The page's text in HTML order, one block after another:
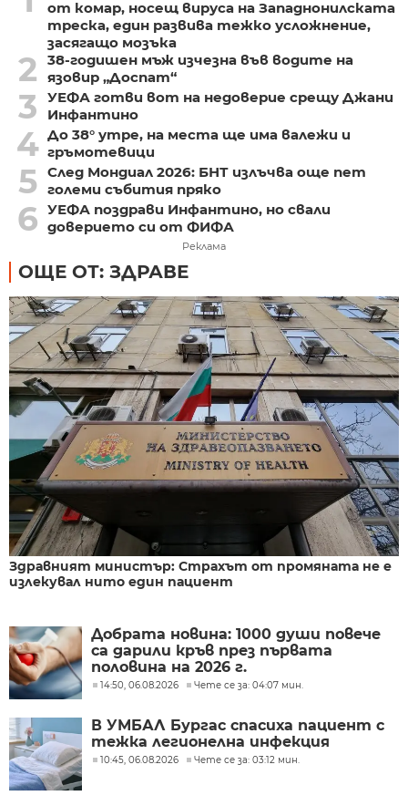
от комар, носещ вируса на Западнонилската
треска, един развива тежко усложнение,
засягащо мозъка
2
38-годишен мъж изчезна във водите на
язовир „Доспат“
3
УЕФА готви вот на недоверие срещу Джани
Инфантино
4 До 38° утре, на места ще има валежи и
гръмотевици
5 След Мондиал 2026: БНТ излъчва още пет
големи събития пряко
6 УЕФА поздрави Инфантино, но свали
доверието си от ФИФА
Реклама
ОЩЕ ОТ: ЗДРАВЕ
Здравният министър: Страхът от промяната не е
излекувал нито един пациент
Добрата новина: 1000 души повече
са дарили кръв през първата
половина на 2026 г.
14:50, 06.08.2026 Чете се за: 04:07 мин.
В УМБАЛ Бургас спасиха пациент с
тежка легионелна инфекция
10:45, 06.08.2026 Чете се за: 03:12 мин.